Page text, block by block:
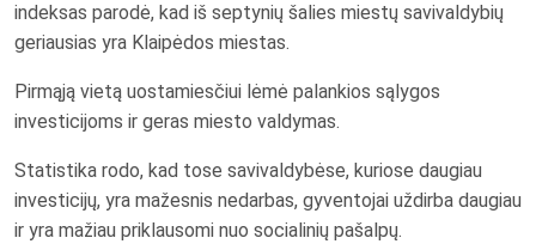
indeksas parodė, kad iš septynių šalies miestų savivaldybių
geriausias yra Klaipėdos miestas.
Pirmąją vietą uostamiesčiui lėmė palankios sąlygos
investicijoms ir geras miesto valdymas.
Statistika rodo, kad tose savivaldybėse, kuriose daugiau
investicijų, yra mažesnis nedarbas, gyventojai uždirba daugiau
ir yra mažiau priklausomi nuo socialinių pašalpų.